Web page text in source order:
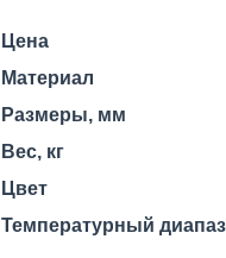
Цена
Материал
Размеры, мм
Вес, кг
Цвет
Температурный